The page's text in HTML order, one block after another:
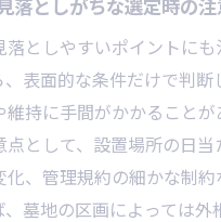
石案内で相談できる施工方
クリート不要なお墓の特
で避けたいNG行為と正し
案内で学ぶお墓参りのNG
い墓石前の作法とマナー
落としやすいポイントに
表面的な条件だけで判断
持に手間がかかることが
として、設置場所の日当
化、管理規約の細かな制
、墓地の区画によっては外